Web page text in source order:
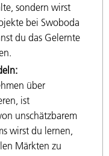
sondern wirst
bei Swoboda
du das Gelernte
über
ist
unschätzbarem
wirst du lernen,
Märkten zu